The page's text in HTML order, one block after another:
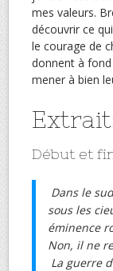
mes valeurs.
découvrir ce
le courage de
donnent à
mener à bien
Début et
Dans le
sous les
éminence
Non, il ne
La guerre